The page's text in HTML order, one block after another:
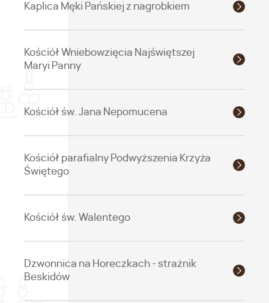
Kaplica Męki Pańskiej z nagrobkiem
Kościół Wniebowzięcia Najświętszej
Maryi Panny
Kościół św. Jana Nepomucena
Kościół parafialny Podwyższenia Krzyża
Świętego
Kościół św. Walentego
Dzwonnica na Horeczkach - strażnik
Beskidów